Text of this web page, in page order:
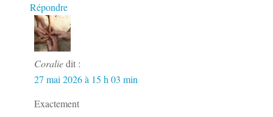
Répondre
Coralie dit :
27 mai 2026 à 15 h 03 min
Exactement